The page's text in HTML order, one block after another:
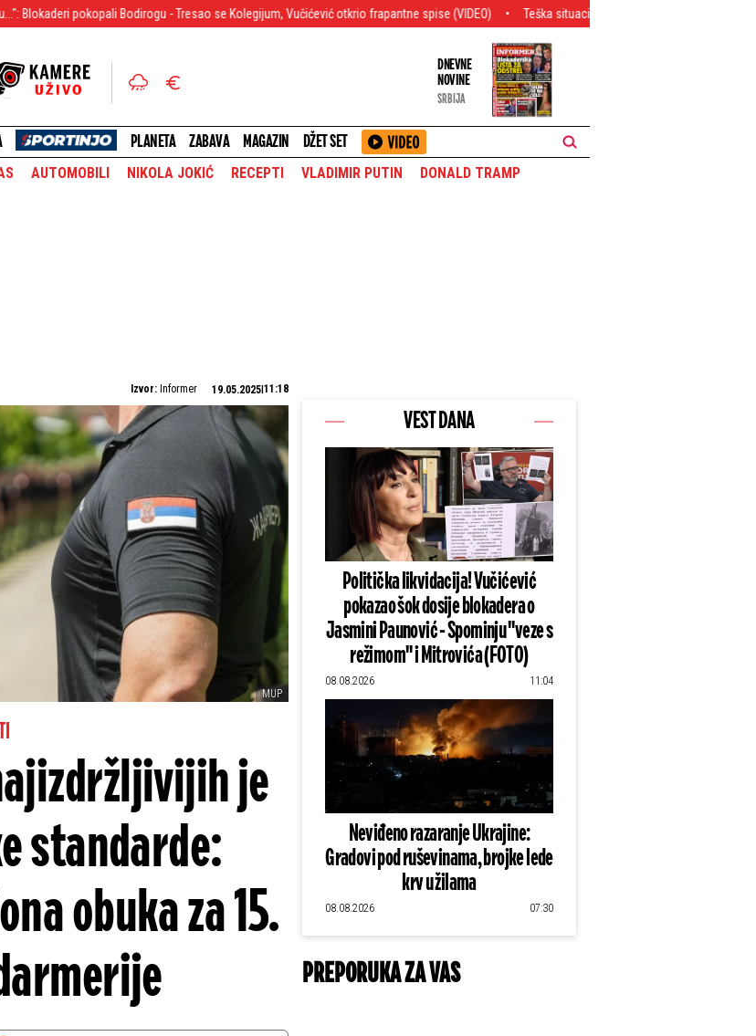
Bodirogu - Tresao se Kolegijum, Vučićević otkrio frapantne spise (VIDEO) Teška situacija u Deliblatskoj peščari! Podignuta Super Puma,
DNEVNE
NOVINE
SRBIJA
PLANETA ZABAVA MAGAZIN DŽET SET
AUTOMOBILI NIKOLA JOKIĆ RECEPTI VLADIMIR PUTIN DONALD TRAMP
Izvor: Informer 19.05.2025 11:18
MUP
je
standarde:
obuka za 15.
VEST DANA
Politička likvidacija! Vučićević
pokazao šok dosije blokadera o
Jasmini Paunović - Spominju "veze s
režimom" i Mitrovića (FOTO)
08.08.2026 11:04
Neviđeno razaranje Ukrajine:
Gradovi pod ruševinama, brojke lede
krv u žilama
08.08.2026 07:30
PREPORUKA ZA VAS